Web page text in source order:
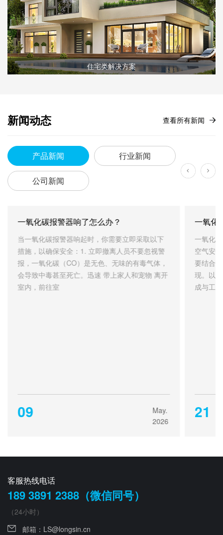
住宅类解决方案
新闻动态 查看所有新闻
产品新闻 行业新闻
公司新闻
一氧化碳报警器响了怎么办？
当一氧化碳报警器响起时，你需要立即采取以下
措施，以确保安全：1. 立即撤离人员不要忽视警
报，一氧化碳（CO）是无色、无味的有毒气体，
会导致中毒甚至死亡。迅速 带上家人和宠物 离开
室内，前往室
09
May.
2026
一氧化
一氧化
空气安
要结合
现。以
成与工
21
客服热线电话
189 3891 2388（微信同号）
（24小时）
邮箱： LS@longsin.cn